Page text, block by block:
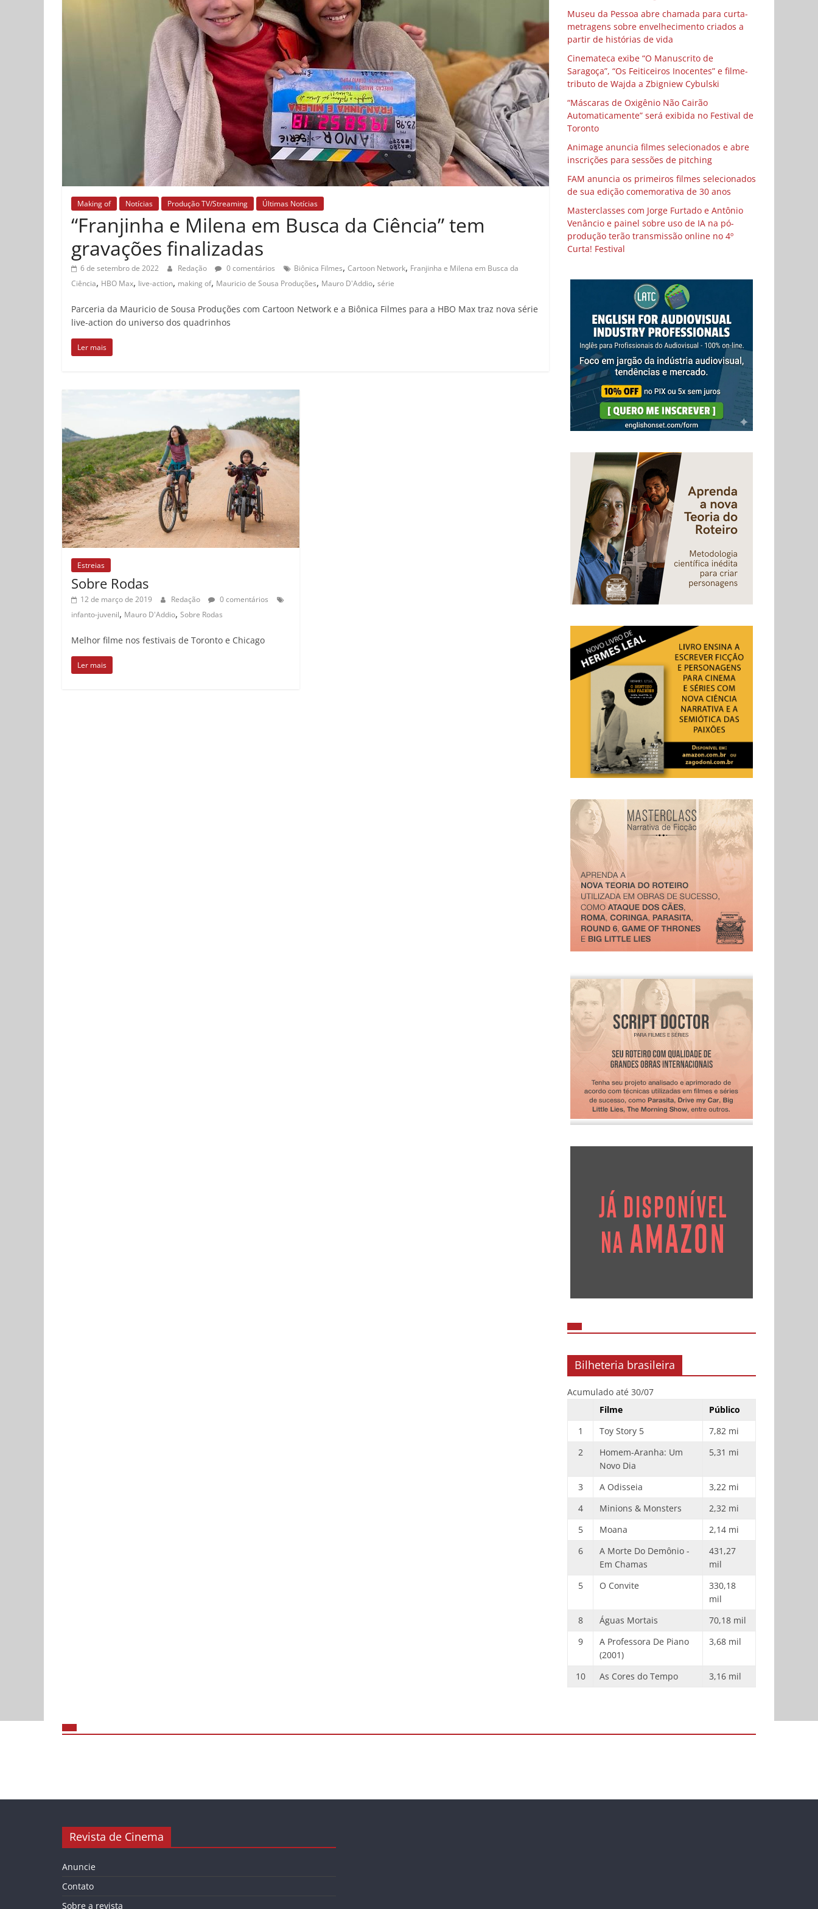
Making of Notícias Produção TV/Streaming Últimas Notícias
“Franjinha e Milena em Busca da Ciência” tem
gravações finalizadas
6 de setembro de 2022 Redação 0 comentários Biônica Filmes, Cartoon Network, Franjinha e Milena em Busca da
Ciência, HBO Max, live-action, making of, Mauricio de Sousa Produções, Mauro D'Addio, série
Parceria da Mauricio de Sousa Produções com Cartoon Network e a Biônica Filmes para a HBO Max traz nova série
live-action do universo dos quadrinhos
Ler mais
Estreias
Sobre Rodas
12 de março de 2019 Redação
0 comentários
infanto-juvenil, Mauro D'Addio, Sobre Rodas
Melhor filme nos festivais de Toronto e Chicago
Ler mais
Museu da Pessoa abre chamada para curta-
metragens sobre envelhecimento criados a
partir de histórias de vida
Cinemateca exibe “O Manuscrito de
Saragoça”, “Os Feiticeiros Inocentes” e filme-
tributo de Wajda a Zbigniew Cybulski
“Máscaras de Oxigênio Não Cairão
Automaticamente” será exibida no Festival de
Toronto
Animage anuncia filmes selecionados e abre
inscrições para sessões de pitching
FAM anuncia os primeiros filmes selecionados
de sua edição comemorativa de 30 anos
Masterclasses com Jorge Furtado e Antônio
Venâncio e painel sobre uso de IA na pó-
produção terão transmissão online no 4º
Curta! Festival
Bilheteria brasileira
Acumulado até 30/07
Filme
Público
1
Toy Story 5
7,82 mi
2
Homem-Aranha: Um
Novo Dia
5,31 mi
3 A Odisseia
3,22 mi
4
Minions & Monsters
2,32 mi
5
Moana
2,14 mi
6
A Morte Do Demônio -
Em Chamas
431,27
mil
5
O Convite
330,18
mil
8
Águas Mortais
70,18 mil
9
A Professora De Piano
(2001)
3,68 mil
10 As Cores do Tempo 3,16 mil
Revista de Cinema
Anuncie
Contato
Sobre a revista